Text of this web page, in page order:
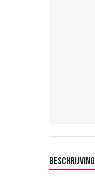
BESCHRIJVING